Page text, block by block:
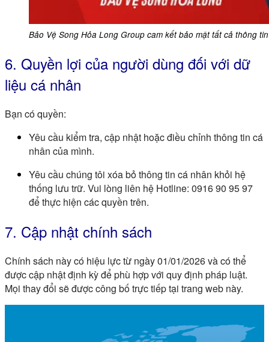
Bảo Vệ Song Hỏa Long Group cam kết bảo mật tất cả thông
6. Quyền lợi của người dùng đối với dữ
liệu cá nhân
Bạn có quyền:
Yêu cầu kiểm tra, cập nhật hoặc điều chỉnh thông tin cá
nhân của mình.
Yêu cầu chúng tôi xóa bỏ thông tin cá nhân khỏi hệ
thống lưu trữ. Vui lòng liên hệ Hotline: 0916 90 95 97
để thực hiện các quyền trên.
7. Cập nhật chính sách
Chính sách này có hiệu lực từ ngày01/01/2026và có thể
được cập nhật định kỳ để phù hợp với quy định pháp luật.
Mọi thay đổi sẽ được công bố trực tiếp tại trang web này.